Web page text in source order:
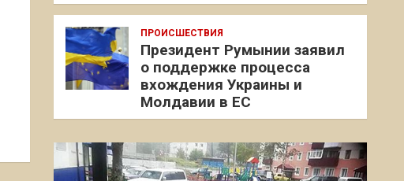
ПРОИСШЕСТВИЯ
Президент Румынии заявил
о поддержке процесса
вхождения Украины и
Молдавии в ЕС